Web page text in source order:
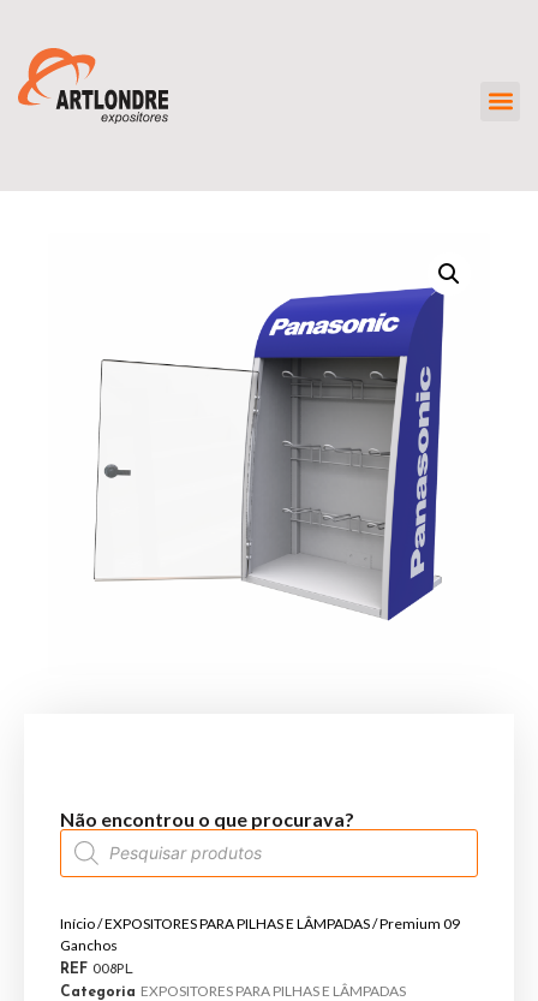
Não encontrou o que procurava?
Início/EXPOSITORES PARA PILHAS E LÂMPADAS/ Premium 09
Ganchos
REF 008PL
Categoria EXPOSITORES PARA PILHAS E LÂMPADAS